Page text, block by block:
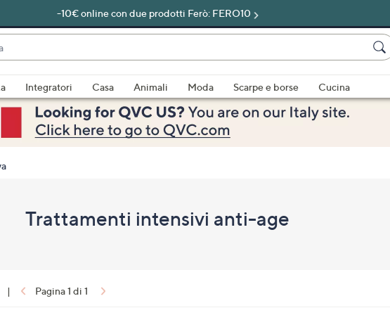
-10€ online con due prodotti Ferò: FERO10
Integratori Casa Animali Moda Scarpe e borse
Cucina
Trattamenti intensivi anti-age
| Pagina 1 di 1